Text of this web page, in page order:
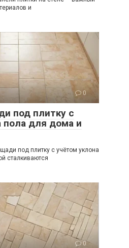
и
0
под плитку с
пола для дома и
под плитку с учётом уклона
сталкиваются
0